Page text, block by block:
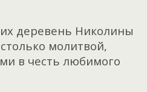
деревень Николины
молитвой,
в честь любимого